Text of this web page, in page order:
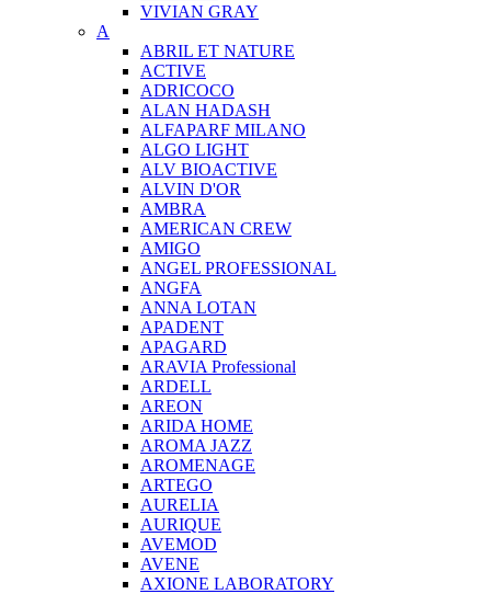
VIVIAN GRAY
A
ABRIL ET NATURE
ACTIVE
ADRICOCO
ALAN HADASH
ALFAPARF MILANO
ALGO LIGHT
ALV BIOACTIVE
ALVIN D'OR
AMBRA
AMERICAN CREW
AMIGO
ANGEL PROFESSIONAL
ANGFA
ANNA LOTAN
APADENT
APAGARD
ARAVIA Professional
ARDELL
AREON
ARIDA HOME
AROMA JAZZ
AROMENAGE
ARTEGO
AURELIA
AURIQUE
AVEMOD
AVENE
AXIONE LABORATORY